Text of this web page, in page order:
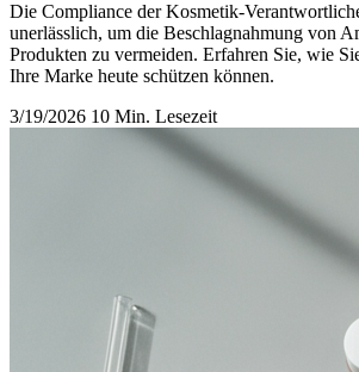
Die Compliance der Kosmetik-
unerlässlich, um die Beschlagnahmung von
Produkten zu vermeiden. Erfahren Sie, wie
Ihre Marke heute schützen können.
3/19/2026 10 Min. Lesezeit